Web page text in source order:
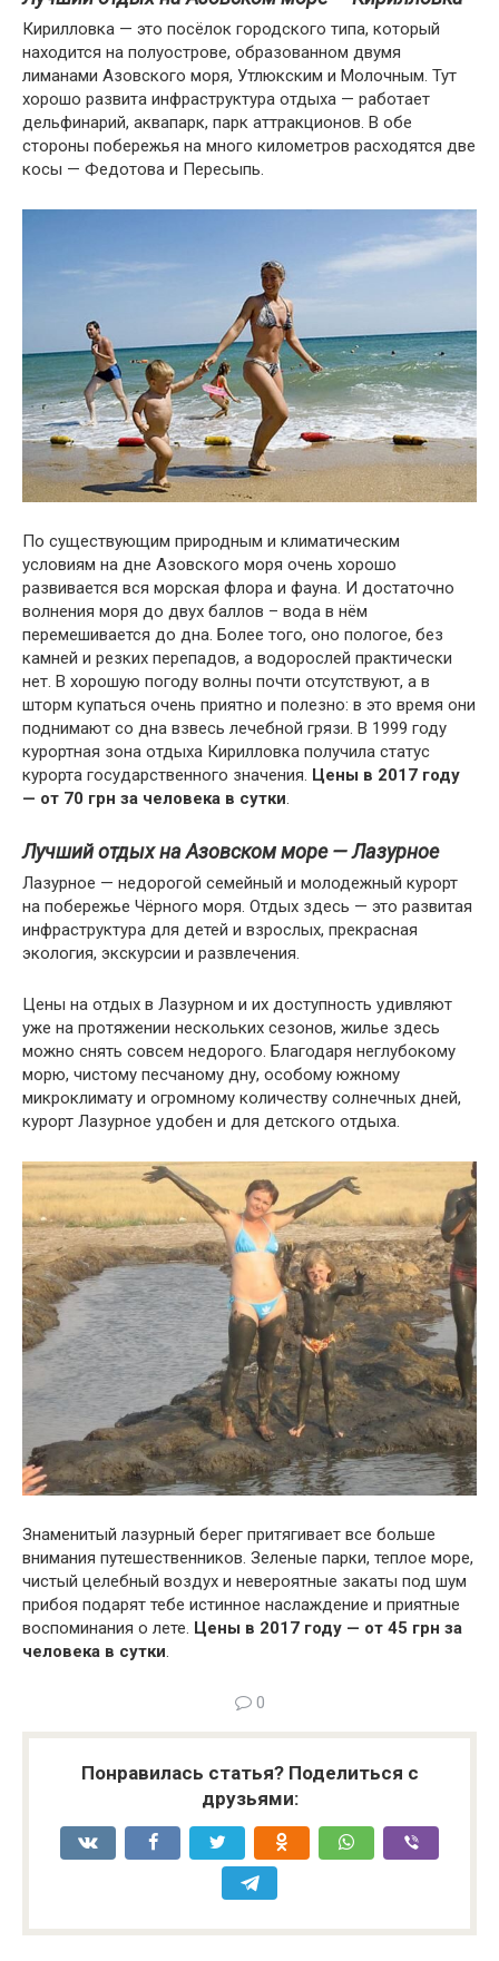
Кирилловка — это посёлок городского типа, который
находится на полуострове, образованном двумя
лиманами Азовского моря, Утлюкским и Молочным. Тут
хорошо развита инфраструктура отдыха — работает
дельфинарий, аквапарк, парк аттракционов. В обе
стороны побережья на много километров расходятся две
косы — Федотова и Пересыпь.
По существующим природным и климатическим
условиям на дне Азовского моря очень хорошо
развивается вся морская флора и фауна. И достаточно
волнения моря до двух баллов – вода в нём
перемешивается до дна. Более того, оно пологое, без
камней и резких перепадов, а водорослей практически
нет. В хорошую погоду волны почти отсутствуют, а в
шторм купаться очень приятно и полезно: в это время они
поднимают со дна взвесь лечебной грязи. В 1999 году
курортная зона отдыха Кирилловка получила статус
курорта государственного значения. Цены в 2017 году
— от 70 грн за человека в сутки.
Лучший отдых на Азовском море — Лазурное
Лазурное — недорогой семейный и молодежный курорт
на побережье Чёрного моря. Отдых здесь — это развитая
инфраструктура для детей и взрослых, прекрасная
экология, экскурсии и развлечения.
Цены на отдых в Лазурном и их доступность удивляют
уже на протяжении нескольких сезонов, жилье здесь
можно снять совсем недорого. Благодаря неглубокому
морю, чистому песчаному дну, особому южному
микроклимату и огромному количеству солнечных дней,
курорт Лазурное удобен и для детского отдыха.
Знаменитый лазурный берег притягивает все больше
внимания путешественников. Зеленые парки, теплое море,
чистый целебный воздух и невероятные закаты под шум
прибоя подарят тебе истинное наслаждение и приятные
воспоминания о лете. Цены в 2017 году — от 45 грн за
человека в сутки.
0
Понравилась статья? Поделиться с
друзьями: